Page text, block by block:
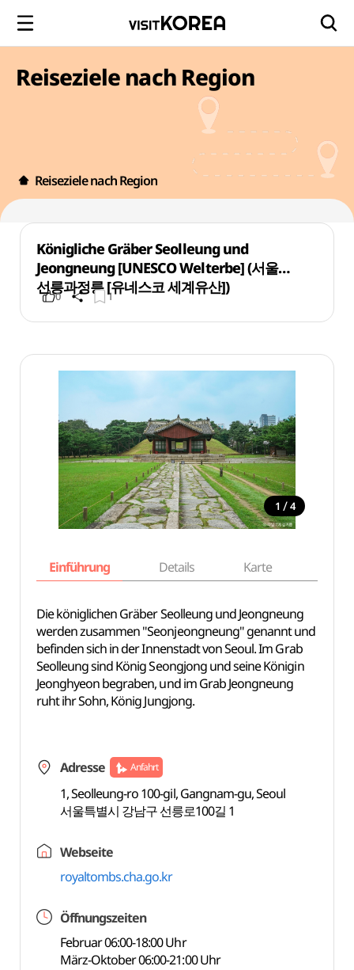
Reiseziele nach Region
Reiseziele nach Region
Königliche Gräber Seolleung und
Jeongneung [UNESCO Welterbe] (서울
선릉과정릉 [유네스코 세계유산])
0 1
1 / 4
Einführung Details Karte
Die königlichen Gräber Seolleung und Jeongneung
werden zusammen "Seonjeongneung" genannt und
befinden sich in der Innenstadt von Seoul. Im Grab
Seolleung sind König Seongjong und seine Königin
Jeonghyeon begraben, und im Grab Jeongneung
ruht ihr Sohn, König Jungjong.
Adresse Anfahrt
1, Seolleung-ro 100-gil, Gangnam-gu, Seoul
서울특별시 강남구 선릉로100길 1
Webseite
royaltombs.cha.go.kr
Öffnungszeiten
Februar 06:00-18:00 Uhr
März-Oktober 06:00-21:00 Uhr